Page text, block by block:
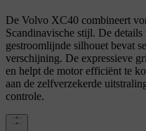
De Volvo XC40 combineert
Scandinavische stijl. De
gestroomlijnde silhouet bevat
verschijning. De expressieve
en helpt de motor efficiënt te
aan de zelfverzekerde
controle.